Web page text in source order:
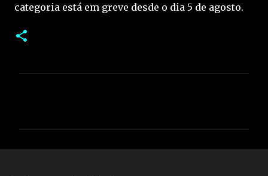
categoria está em greve desde o dia 5 de agosto.